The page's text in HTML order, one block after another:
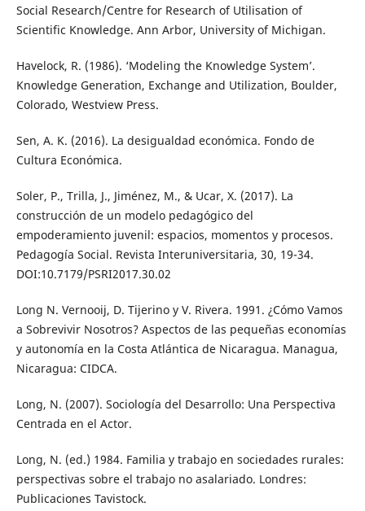
Social Research/Centre for Research of Utilisation of
Scientific Knowledge. Ann Arbor, University of Michigan.
Havelock, R. (1986). ‘Modeling the Knowledge System’.
Knowledge Generation, Exchange and Utilization, Boulder,
Colorado, Westview Press.
Sen, A. K. (2016). La desigualdad económica. Fondo de
Cultura Económica.
Soler, P., Trilla, J., Jiménez, M., & Ucar, X. (2017). La
construcción de un modelo pedagógico del
empoderamiento juvenil: espacios, momentos y procesos.
Pedagogía Social. Revista Interuniversitaria, 30, 19-34.
DOI:10.7179/PSRI2017.30.02
Long N. Vernooij, D. Tijerino y V. Rivera. 1991. ¿Cómo Vamos
a Sobrevivir Nosotros? Aspectos de las pequeñas economías
y autonomía en la Costa Atlántica de Nicaragua. Managua,
Nicaragua: CIDCA.
Long, N. (2007). Sociología del Desarrollo: Una Perspectiva
Centrada en el Actor.
Long, N. (ed.) 1984. Familia y trabajo en sociedades rurales:
perspectivas sobre el trabajo no asalariado. Londres:
Publicaciones Tavistock.